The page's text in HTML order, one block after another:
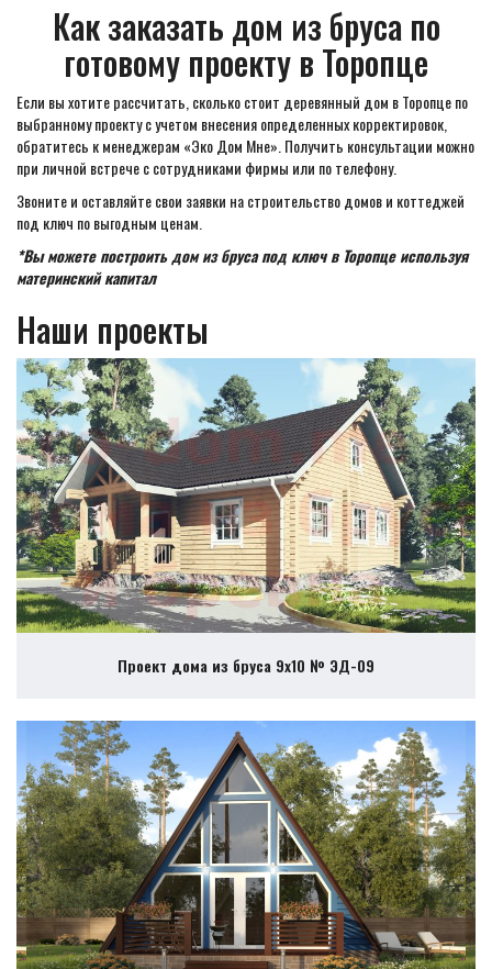
Как заказать дом из бруса по
готовому проекту в Торопце
Если вы хотите рассчитать, сколько стоит деревянный дом в Торопце по
выбранному проекту с учетом внесения определенных корректировок,
обратитесь к менеджерам «Эко Дом Мне». Получить консультации можно
при личной встрече с сотрудниками фирмы или по телефону.
Звоните и оставляйте свои заявки на строительство домов и коттеджей
под ключ по выгодным ценам.
*Вы можете построить дом из бруса под ключ в Торопце используя
материнский капитал
Наши проекты
Проект дома из бруса 9х10 № ЭД-09